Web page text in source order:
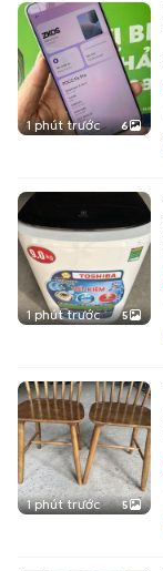
1 phút trước 6
1 phút trước 5
1 phút trước 5